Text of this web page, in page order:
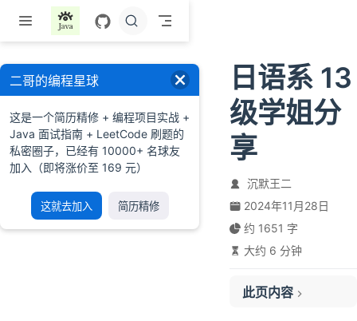
跳至主要內容
日语系 13
级学姐分
享
沉默王二
2024年11月28日
约 1651 字
大约 6 分钟
此页内容
二哥的编程星球
这是一个简历精修 + 编程项目实战 +
Java 面试指南 + LeetCode 刷题的
私密圈子，已经有 10000+ 名球友
加入（即将涨价至 169 元）
这就去加入 简历精修